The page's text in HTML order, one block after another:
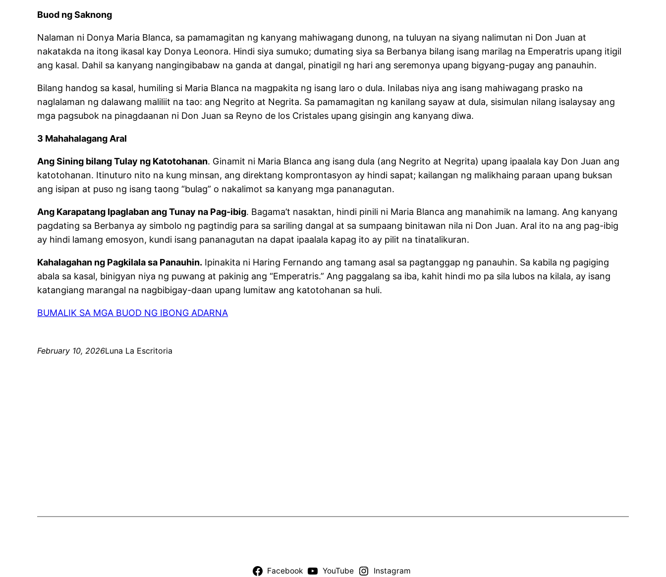
Buod ng Saknong
Nalaman ni Donya Maria Blanca, sa pamamagitan ng kanyang mahiwagang dunong, na tuluyan na siyang nalimutan ni Don Juan at
nakatakda na itong ikasal kay Donya Leonora. Hindi siya sumuko; dumating siya sa Berbanya bilang isang marilag na Emperatris upang itigil
ang kasal. Dahil sa kanyang nangingibabaw na ganda at dangal, pinatigil ng hari ang seremonya upang bigyang-pugay ang panauhin.
Bilang handog sa kasal, humiling si Maria Blanca na magpakita ng isang laro o dula. Inilabas niya ang isang mahiwagang prasko na
naglalaman ng dalawang maliliit na tao: ang Negrito at Negrita. Sa pamamagitan ng kanilang sayaw at dula, sisimulan nilang isalaysay ang
mga pagsubok na pinagdaanan ni Don Juan sa Reyno de los Cristales upang gisingin ang kanyang diwa.
3 Mahahalagang Aral
Ang Sining bilang Tulay ng Katotohanan. Ginamit ni Maria Blanca ang isang dula (ang Negrito at Negrita) upang ipaalala kay Don Juan ang
katotohanan. Itinuturo nito na kung minsan, ang direktang komprontasyon ay hindi sapat; kailangan ng malikhaing paraan upang buksan
ang isipan at puso ng isang taong “bulag” o nakalimot sa kanyang mga pananagutan.
Ang Karapatang Ipaglaban ang Tunay na Pag-ibig. Bagama’t nasaktan, hindi pinili ni Maria Blanca ang manahimik na lamang. Ang kanyang
pagdating sa Berbanya ay simbolo ng pagtindig para sa sariling dangal at sa sumpaang binitawan nila ni Don Juan. Aral ito na ang pag-ibig
ay hindi lamang emosyon, kundi isang pananagutan na dapat ipaalala kapag ito ay pilit na tinatalikuran.
Kahalagahan ng Pagkilala sa Panauhin. Ipinakita ni Haring Fernando ang tamang asal sa pagtanggap ng panauhin. Sa kabila ng pagiging
abala sa kasal, binigyan niya ng puwang at pakinig ang “Emperatris.” Ang paggalang sa iba, kahit hindi mo pa sila lubos na kilala, ay isang
katangiang marangal na nagbibigay-daan upang lumitaw ang katotohanan sa huli.
BUMALIK SA MGA BUOD NG IBONG ADARNA
February 10, 2026Luna La Escritoria
Facebook YouTube Instagram